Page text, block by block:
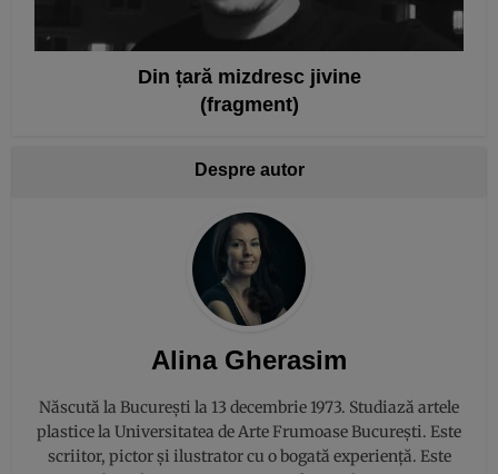
Din țară mizdresc jivine
(fragment)
Despre autor
Alina Gherasim
Născută la București la 13 decembrie 1973. Studiază artele
plastice la Universitatea de Arte Frumoase București. Este
scriitor, pictor și ilustrator cu o bogată experiență. Este